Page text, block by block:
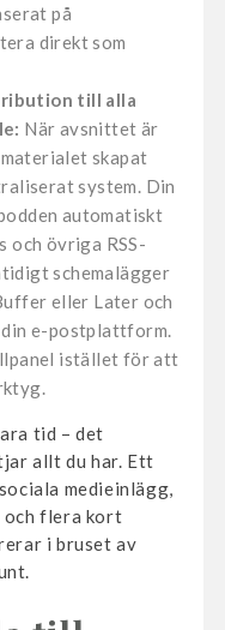
på
direkt som
till alla
När avsnittet är
skapat
system. Din
automatiskt
och övriga RSS-
schemalägger
eller Later och
e-postplattform.
istället för att
tid – det
allt du har. Ett
medieinlägg,
och flera kort
i bruset av